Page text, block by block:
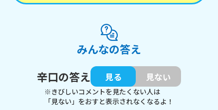
みんなの答え
辛口の答え
見る 見ない
※きびしいコメントを見たくない人は
「見ない」をおすと表示されなくなるよ！